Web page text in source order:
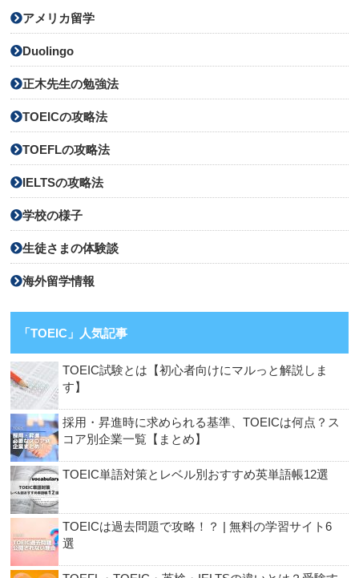
アメリカ留学
Duolingo
正木先生の勉強法
TOEICの攻略法
TOEFLの攻略法
IELTSの攻略法
学校の様子
生徒さまの体験談
海外留学情報
「TOEIC」人気記事
TOEIC試験とは【初心者向けにマルっと解説しま
す】
採用・昇進時に求められる基準、TOEICは何点？ス
コア別企業一覧【まとめ】
TOEIC単語対策とレベル別おすすめ英単語帳12選
TOEICは過去問題で攻略！？ | 無料の学習サイト6
選